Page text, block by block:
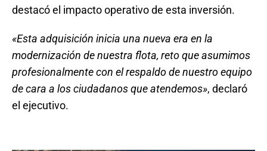
destacó el impacto operativo de esta inversión.
«Esta adquisición inicia una nueva era en la
modernización de nuestra flota, reto que asumimos
profesionalmente con el respaldo de nuestro equipo
de cara a los ciudadanos que atendemos», declaró
el ejecutivo.